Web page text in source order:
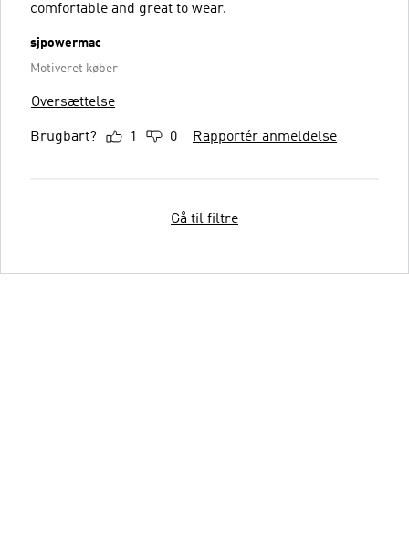
comfortable and great to wear.
sjpowermac
Motiveret køber
Oversættelse
Brugbart? 1 0 Rapportér anmeldelse
Gå til filtre